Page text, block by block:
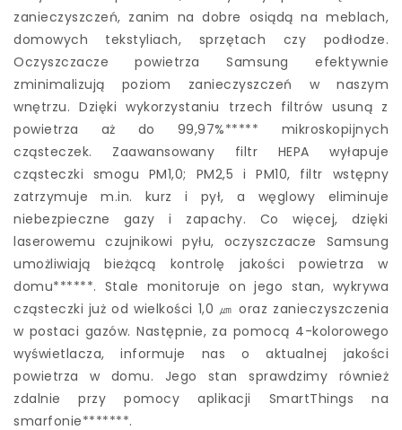
zanieczyszczeń, zanim na dobre osiądą na meblach,
domowych tekstyliach, sprzętach czy podłodze.
Oczyszczacze powietrza Samsung efektywnie
zminimalizują poziom zanieczyszczeń w naszym
wnętrzu. Dzięki wykorzystaniu trzech filtrów usuną z
powietrza aż do 99,97%***** mikroskopijnych
cząsteczek. Zaawansowany filtr HEPA wyłapuje
cząsteczki smogu PM1,0; PM2,5 i PM10, filtr wstępny
zatrzymuje m.in. kurz i pył, a węglowy eliminuje
niebezpieczne gazy i zapachy. Co więcej, dzięki
laserowemu czujnikowi pyłu, oczyszczacze Samsung
umożliwiają bieżącą kontrolę jakości powietrza w
domu******. Stale monitoruje on jego stan, wykrywa
cząsteczki już od wielkości 1,0 ㎛ oraz zanieczyszczenia
w postaci gazów. Następnie, za pomocą 4-kolorowego
wyświetlacza, informuje nas o aktualnej jakości
powietrza w domu. Jego stan sprawdzimy również
zdalnie przy pomocy aplikacji SmartThings na
smarfonie*******.